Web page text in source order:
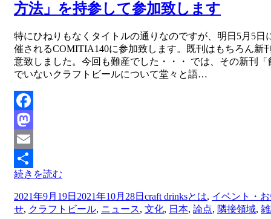
方法」を持参して参加致します
投稿者master
特にひねりもなくタイトルの通りなのですが、明日5月5日
催されるCOMITIA140に参加致します。既刊はもちろん新
意致しました。今回も難産でした・・・ では、その新刊「
でいないクラフトビールについて堂々と語…
Facebook
Mastodon
Email
共
有
続きを読む
投
稿
2021年9月19日 2021年10月28日 craft drinksとは, イベント・
せ, クラフトビール, ニュース, 文化, 日本, 論点, 隣接領域,